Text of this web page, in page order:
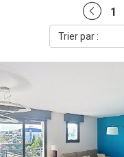
1
Trier par :